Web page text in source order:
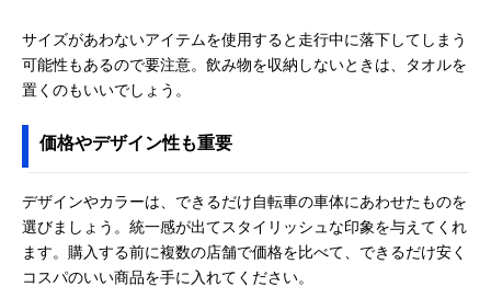
サイズがあわないアイテムを使用すると走行中に落下してしまう
可能性もあるので要注意。飲み物を収納しないときは、タオルを
置くのもいいでしょう。
価格やデザイン性も重要
デザインやカラーは、できるだけ自転車の車体にあわせたものを
選びましょう。統一感が出てスタイリッシュな印象を与えてくれ
ます。購入する前に複数の店舗で価格を比べて、できるだけ安く
コスパのいい商品を手に入れてください。